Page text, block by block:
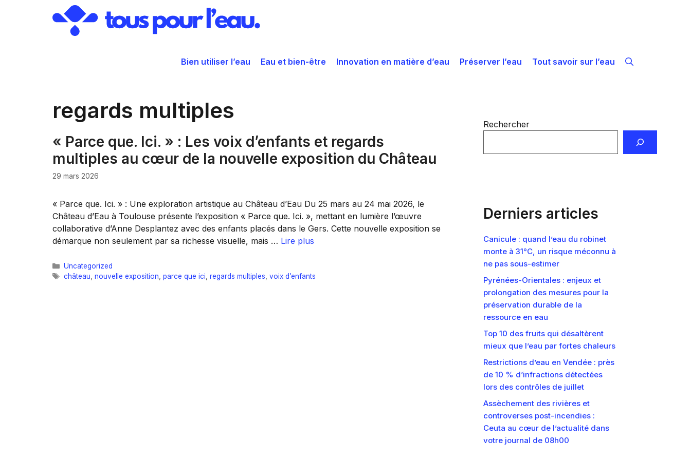
Bien utiliser l’eau Eau et bien-être Innovation en matière d’eau Préserver l’eau Tout savoir sur l’eau
regards multiples
« Parce que. Ici. » : Les voix d’enfants et regards
multiples au cœur de la nouvelle exposition du Château
29 mars 2026
« Parce que. Ici. » : Une exploration artistique au Château d’Eau Du 25 mars au 24 mai 2026, le
Château d’Eau à Toulouse présente l’exposition « Parce que. Ici. », mettant en lumière l’œuvre
collaborative d’Anne Desplantez avec des enfants placés dans le Gers. Cette nouvelle exposition se
démarque non seulement par sa richesse visuelle, mais … Lire plus
Catégories
Uncategorized
Étiquettes
château nouvelle exposition parce que ici regards multiples voix d’enfants
Rechercher
Derniers articles
Canicule : quand l’eau du robinet
monte à 31°C, un risque méconnu à
ne pas sous-estimer
Pyrénées-Orientales : enjeux et
prolongation des mesures pour la
préservation durable de la
ressource en eau
Top 10 des fruits qui désaltèrent
mieux que l’eau par fortes chaleurs
Restrictions d’eau en Vendée : près
de 10 % d’infractions détectées
lors des contrôles de juillet
Assèchement des rivières et
controverses post-incendies :
Ceuta au cœur de l’actualité dans
votre journal de 08h00